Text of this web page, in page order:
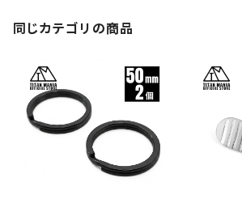
同じカテゴリの商品